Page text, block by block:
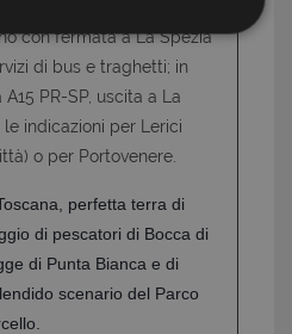
con fermata a La Spezia
di bus e traghetti; in
PR-SP, uscita a La
indicazioni per Lerici
o per Portovenere.
perfetta terra di
di pescatori di Bocca di
di Punta Bianca e di
scenario del Parco
e Statistiche
e Statistiche
consentono
principale come l'accesso
dell'account. Il sito Web
correttamente senza i